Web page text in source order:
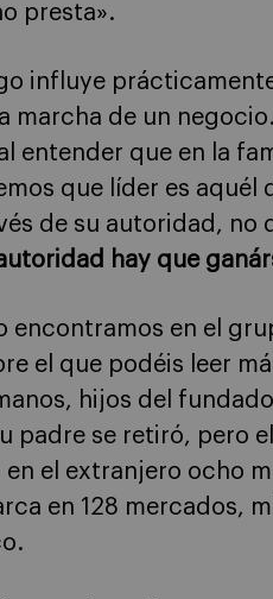
presta».
influye
marcha de un
entender que en la
que líder es
de su autoridad, no
hay que
encontramos en el
el que podéis leer
hijos del
padre se retiró, pero
el extranjero ocho
en 128 mercados,